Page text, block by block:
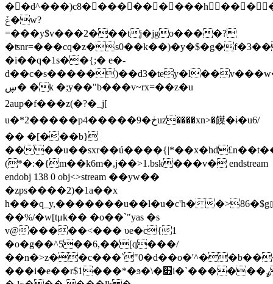
��d^���)c8����������h
ݞ�w?
=���y$v���2���tj�jgo����?
�i��q�1s��{;� e�-
ڛ� �k �;y��"b���v~rx=��z�u
2aup�f���z(�?�_j[
u�*2�����p4�����9�ڂuz����xn>�䭟�ɨ�u6/
�� �[���b}
��
(*�:�{m��k6m�,j��>1.bsk���v� endstream
endobj 138 0 obj<>stream ��yw��
�zps����2)�1a��x
h���q_y,�������u��l�u�c'h�
��%/�w[tμk�� �o��`"yas �s
v@�����<��� υe�c{1
�o�g��^5��6,��[q���/
���i�e��r$1���*�ϧ�\�׋i�`������ߩ����w�mۦngb�\�n�x��]^�k.hq